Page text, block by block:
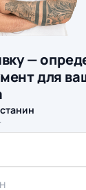
—
для